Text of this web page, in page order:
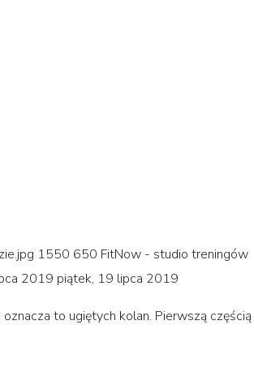
1550 650 FitNow - studio treningów
2019 piątek, 19 lipca 2019
to ugiętych kolan. Pierwszą częścią